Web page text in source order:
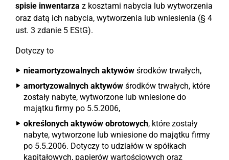
spisie inwentarza z kosztami nabycia lub wytworzenia
oraz datą ich nabycia, wytworzenia lub wniesienia (§ 4
ust. 3 zdanie 5 EStG).
Dotyczy to
nieamortyzowalnych aktywów środków trwałych,
amortyzowalnych aktywów środków trwałych, które
zostały nabyte, wytworzone lub wniesione do
majątku firmy po 5.5.2006,
określonych aktywów obrotowych, które zostały
nabyte, wytworzone lub wniesione do majątku firmy
po 5.5.2006. Dotyczy to udziałów w spółkach
kapitałowych, papierów wartościowych oraz